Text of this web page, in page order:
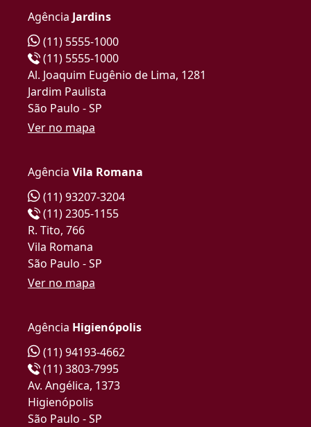
Agência Jardins
(11) 5555-1000
(11) 5555-1000
Al. Joaquim Eugênio de Lima, 1281
Jardim Paulista
São Paulo - SP
Ver no mapa
Agência Vila Romana
(11) 93207-3204
(11) 2305-1155
R. Tito, 766
Vila Romana
São Paulo - SP
Ver no mapa
Agência Higienópolis
(11) 94193-4662
(11) 3803-7995
Av. Angélica, 1373
Higienópolis
São Paulo - SP